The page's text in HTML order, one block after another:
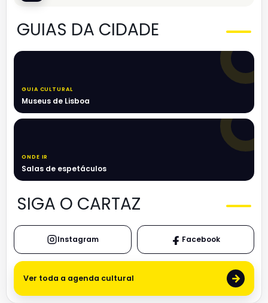
GUIAS DA CIDADE
GUIA CULTURAL
Museus de Lisboa
ONDE IR
Salas de espetáculos
SIGA O CARTAZ
Instagram Facebook
Ver toda a agenda cultural →